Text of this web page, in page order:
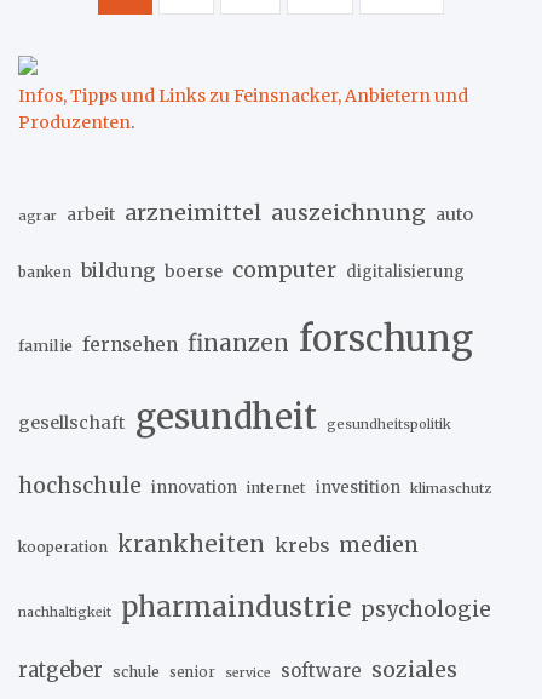
Beiträge
Infos, Tipps und Links zu Feinsnacker, Anbietern und
Produzenten.
agrar arbeit arzneimittel auszeichnung auto
banken bildung boerse computer digitalisierung
familie fernsehen finanzen forschung
gesellschaft gesundheit gesundheitspolitik
hochschule innovation internet investition klimaschutz
kooperation krankheiten krebs medien
nachhaltigkeit pharmaindustrie psychologie
ratgeber schule senior service software soziales